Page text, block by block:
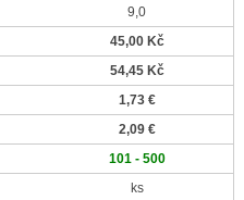
9,0
45,00 Kč
54,45 Kč
1,73 €
2,09 €
101 - 500
ks